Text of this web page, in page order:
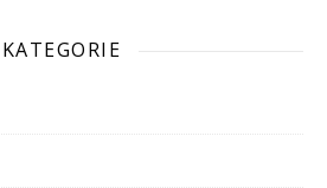
KATEGORIE